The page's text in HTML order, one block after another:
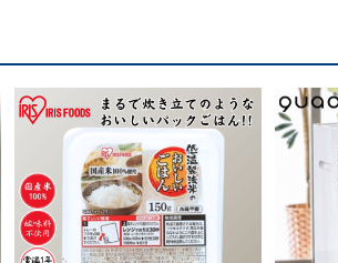
】
ンの厚みを中心から外側にかけて増大
、機能をサポートする補助スクリュー